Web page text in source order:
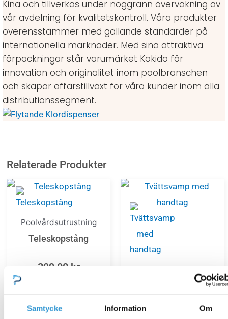
Samtycke Information Om
Kina och tillverkas under noggrann övervakning av
vår avdelning för kvalitetskontroll. Våra produkter
överensstämmer med gällande standarder på
internationella marknader. Med sina attraktiva
förpackningar står varumärket Kokido för
innovation och originalitet inom poolbranschen
och skapar affärstillväxt för våra kunder inom alla
distributionssegment.
Relaterade Produkter
Poolvårdsutrustning
Teleskopstång
329,00 kr Poolvårdsutrustning
Tvättsvamp med